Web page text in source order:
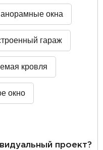
окна
гараж
кровля
окно
проект?